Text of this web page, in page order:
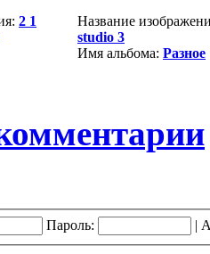
2 1
Название
studio 3
Имя альбома: Разное
Пароль: |